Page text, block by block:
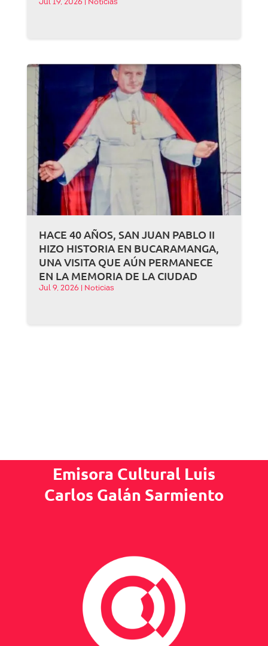
Jul 19, 2026 Noticias
HACE 40 AÑOS, SAN JUAN PABLO II
HIZO HISTORIA EN BUCARAMANGA,
UNA VISITA QUE AÚN PERMANECE
EN LA MEMORIA DE LA CIUDAD
Jul 9, 2026 Noticias
Emisora Cultural Luis
Carlos Galán Sarmiento